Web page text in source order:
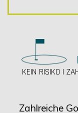
KEIN RISIKO |
Zahlreiche